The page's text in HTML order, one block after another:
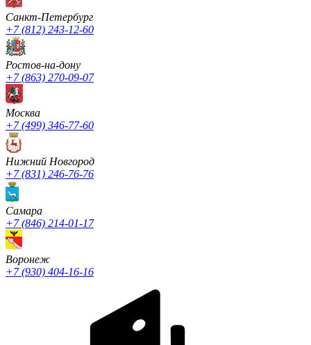
Санкт-Петербург
+7 (812) 243-12-60
Ростов-на-дону
+7 (863) 270-09-07
Москва
+7 (499) 346-77-60
Нижний Новгород
+7 (831) 246-76-76
Cамара
+7 (846) 214-01-17
Воронеж
+7 (930) 404-16-16